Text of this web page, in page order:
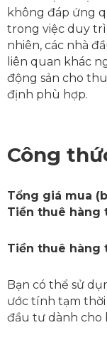
không đáp ứng
trong việc duy
nhiên, các nhà
liên quan khác
động sản cho
định phù hợp.
Công
Tổng giá mua
Tiền thuê hàng
Tiền thuê hàng
Bạn có thể sử
ước tính tạm
đầu tư dành cho